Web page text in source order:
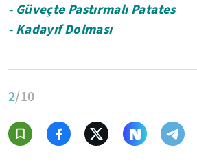
- Güveçte Pastırmalı Patates
- Kadayıf Dolması
2/10